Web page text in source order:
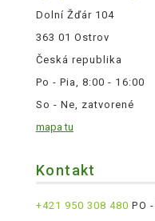
Dolní Žďár 104
363 01 Ostrov
Česká republika
Po - Pia, 8:00 - 16:00
So - Ne, zatvorené
mapa tu
Kontakt
+421 950 308 480 PO